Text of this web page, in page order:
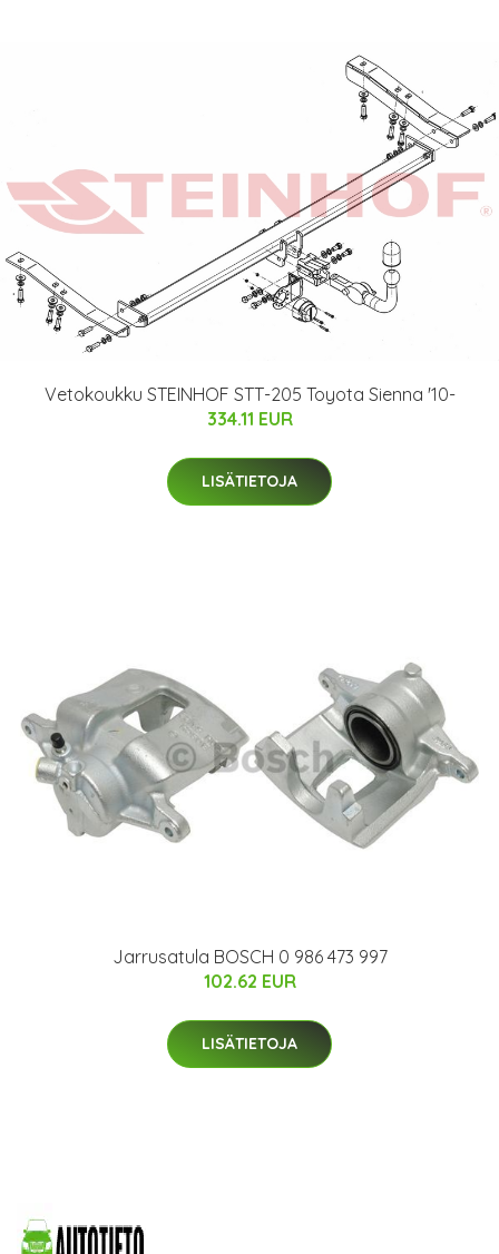
Vetokoukku STEINHOF STT-205 Toyota Sienna '10-
334.11 EUR
LISÄTIETOJA
Jarrusatula BOSCH 0 986 473 997
102.62 EUR
LISÄTIETOJA